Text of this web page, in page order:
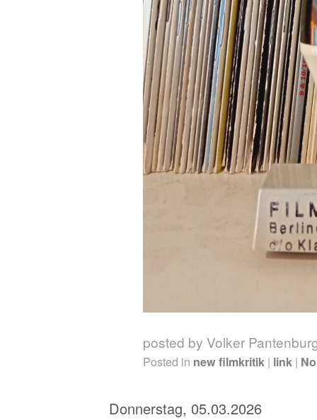
posted by Volker
Posted in new filmkritik | link |
Donnerstag, 05.03.2026